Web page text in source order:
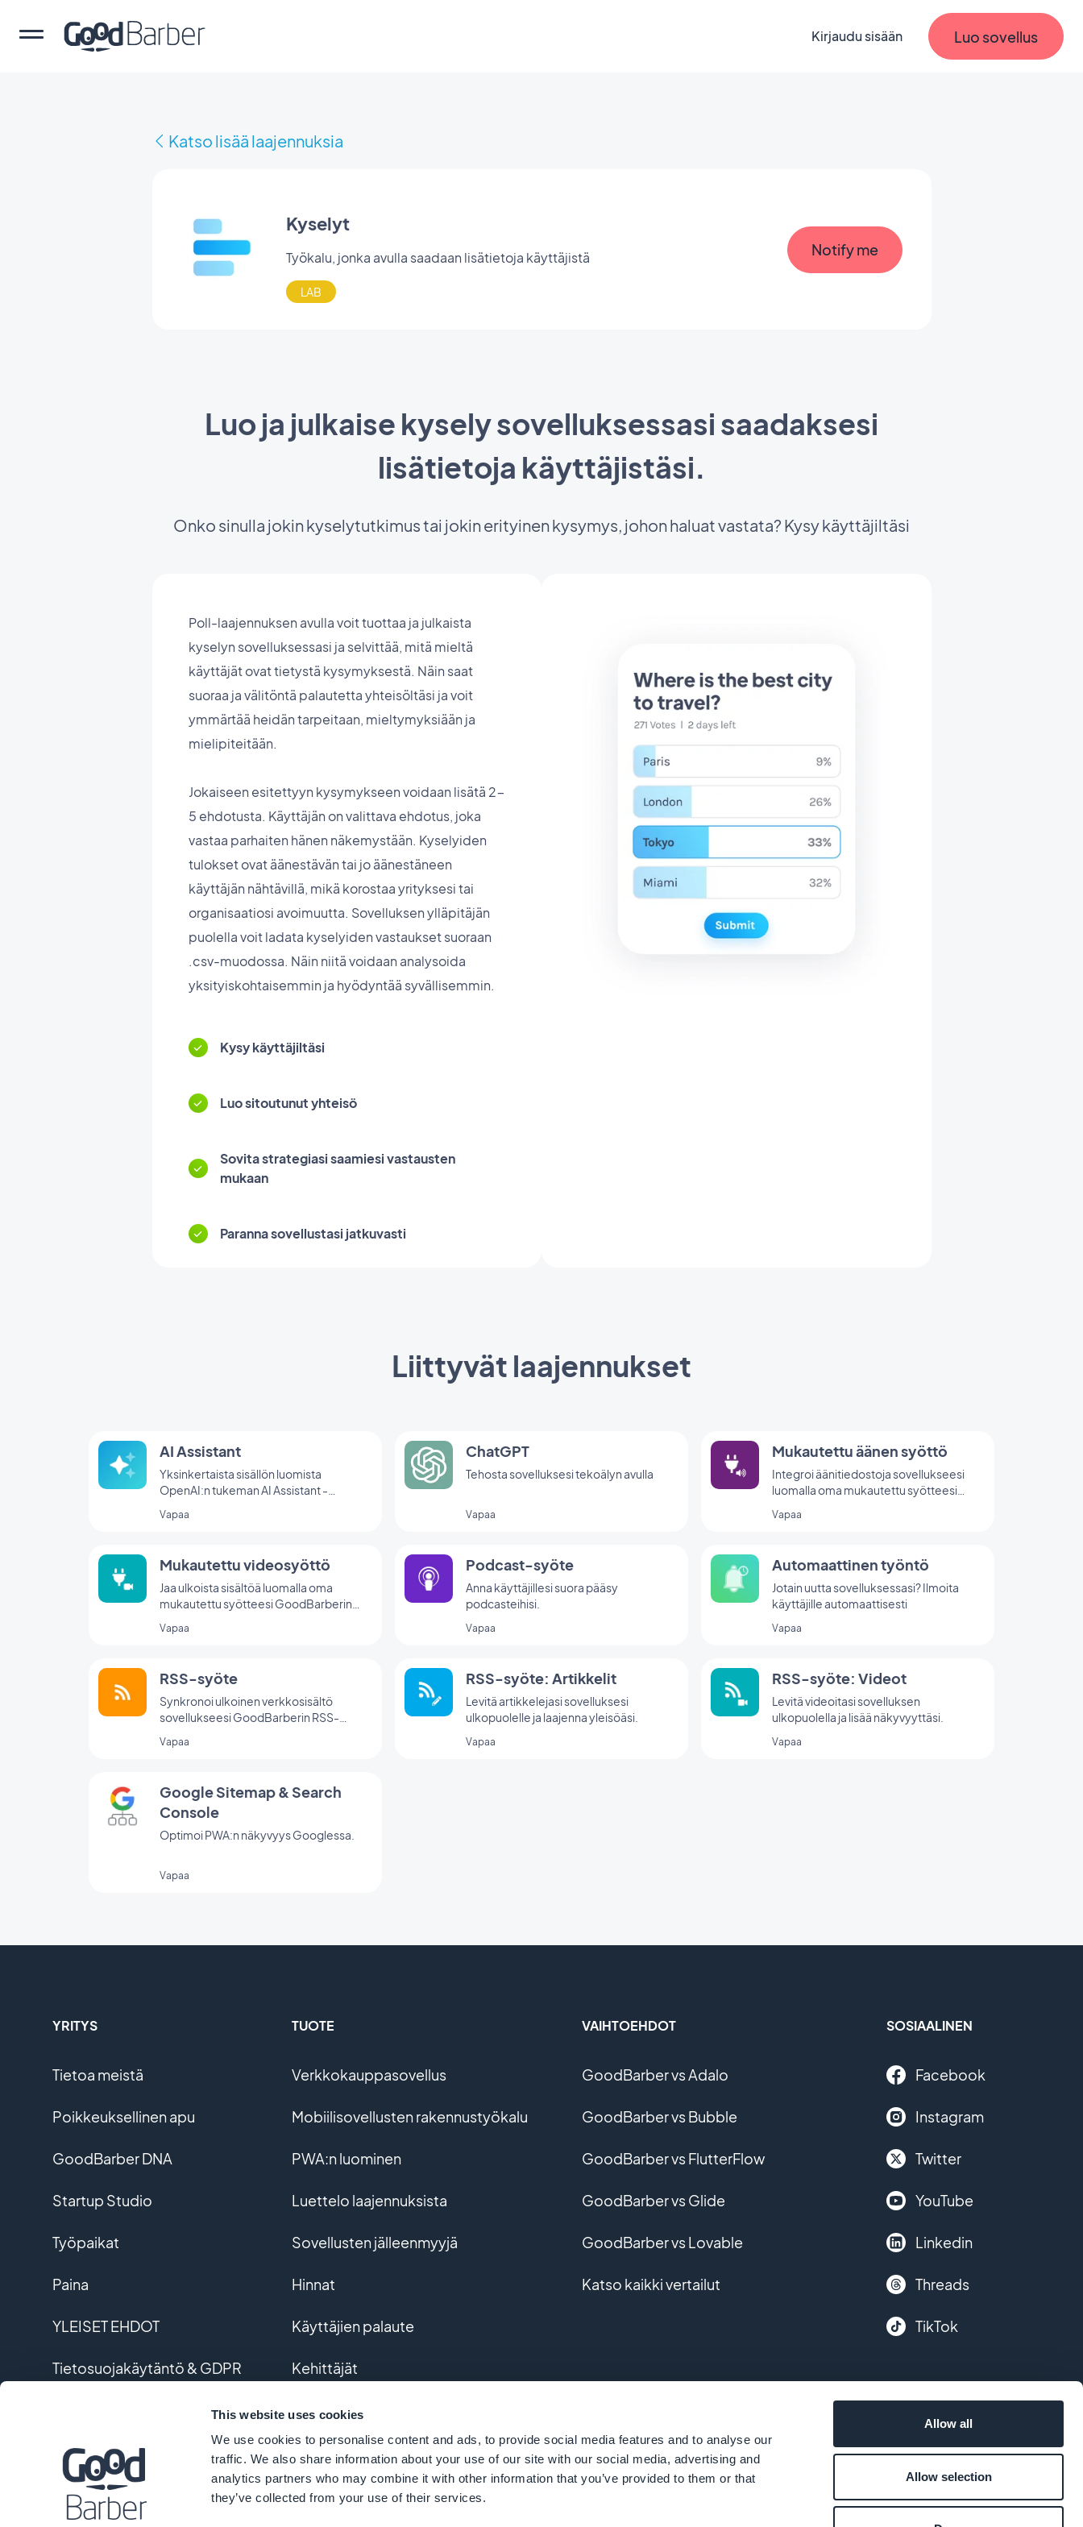
This website uses cookies
We use cookies to personalise content and ads, to provide social media features and to analyse our
traffic. We also share information about your use of our site with our social media, advertising and
analytics partners who may combine it with other information that you’ve provided to them or that
they’ve collected from your use of their services.
Allow all
Allow selection
Kirjaudu sisään Luo sovellus
Katso lisää laajennuksia
Kyselyt
Työkalu, jonka avulla saadaan lisätietoja käyttäjistä
LAB
Notify me
Luo ja julkaise kysely sovelluksessasi saadaksesi
lisätietoja käyttäjistäsi.
Onko sinulla jokin kyselytutkimus tai jokin erityinen kysymys, johon haluat vastata? Kysy käyttäjiltäsi
Poll-laajennuksen avulla voit tuottaa ja julkaista
kyselyn sovelluksessasi ja selvittää, mitä mieltä
käyttäjät ovat tietystä kysymyksestä. Näin saat
suoraa ja välitöntä palautetta yhteisöltäsi ja voit
ymmärtää heidän tarpeitaan, mieltymyksiään ja
mielipiteitään.
Jokaiseen esitettyyn kysymykseen voidaan lisätä 2-
5 ehdotusta. Käyttäjän on valittava ehdotus, joka
vastaa parhaiten hänen näkemystään. Kyselyiden
tulokset ovat äänestävän tai jo äänestäneen
käyttäjän nähtävillä, mikä korostaa yrityksesi tai
organisaatiosi avoimuutta. Sovelluksen ylläpitäjän
puolella voit ladata kyselyiden vastaukset suoraan
.csv-muodossa. Näin niitä voidaan analysoida
yksityiskohtaisemmin ja hyödyntää syvällisemmin.
Kysy käyttäjiltäsi
Luo sitoutunut yhteisö
Sovita strategiasi saamiesi vastausten
mukaan
Paranna sovellustasi jatkuvasti
Liittyvät laajennukset
AI Assistant
Yksinkertaista sisällön luomista
OpenAI:n tukeman AI Assistant -
Vapaa
ChatGPT
Tehosta sovelluksesi tekoälyn avulla
Vapaa
Mukautettu äänen syöttö
Integroi äänitiedostoja sovellukseesi
luomalla oma mukautettu syötteesi
integraation avulla.
Vapaa
Mukautettu videosyöttö
Jaa ulkoista sisältöä luomalla oma
mukautettu syötteesi GoodBarberin
Vapaa
Podcast-syöte
Anna käyttäjillesi suora pääsy
podcasteihisi.
Vapaa
Automaattinen työntö
Jotain uutta sovelluksessasi? Ilmoita
käyttäjille automaattisesti
Vapaa
RSS-syöte
Synkronoi ulkoinen verkkosisältö
sovellukseesi GoodBarberin RSS-
Vapaa
RSS-syöte: Artikkelit
Levitä artikkelejasi sovelluksesi
ulkopuolelle ja laajenna yleisöäsi.
Vapaa
RSS-syöte: Videot
Levitä videoitasi sovelluksen
ulkopuolella ja lisää näkyvyyttäsi.
Vapaa
Google Sitemap & Search
Console
Optimoi PWA:n näkyvyys Googlessa.
Vapaa
YRITYS
Tietoa meistä
Poikkeuksellinen apu
GoodBarber DNA
Startup Studio
Työpaikat
Paina
YLEISET EHDOT
Tietosuojakäytäntö & GDPR
TUOTE
Verkkokauppasovellus
Mobiilisovellusten rakennustyökalu
PWA:n luominen
Luettelo laajennuksista
Sovellusten jälleenmyyjä
Hinnat
Käyttäjien palaute
Kehittäjät
Räätälöity kehitys
Sanasto
VAIHTOEHDOT
GoodBarber vs Adalo
GoodBarber vs Bubble
GoodBarber vs FlutterFlow
GoodBarber vs Glide
GoodBarber vs Lovable
Katso kaikki vertailut
SOSIAALINEN
Facebook
Instagram
Twitter
YouTube
Linkedin
Threads
TikTok